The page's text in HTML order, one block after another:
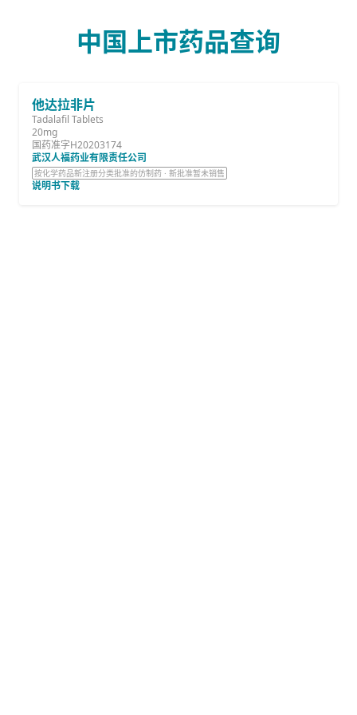
中国上市药品查询
他达拉非片
Tadalafil Tablets
20mg
国药准字H20203174
武汉人福药业有限责任公司
按化学药品新注册分类批准的仿制药 · 新批准暂未销售
说明书下载